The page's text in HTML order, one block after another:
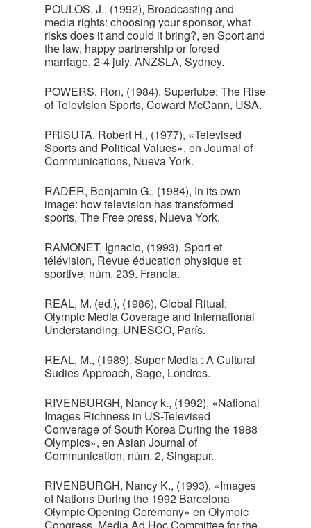
POULOS, J., (1992), Broadcasting and
media rights: choosing your sponsor, what
risks does it and could it bring?, en Sport and
the law, happy partnership or forced
marriage, 2-4 july, ANZSLA, Sydney.
POWERS, Ron, (1984), Supertube: The Rise
of Television Sports, Coward McCann, USA.
PRISUTA, Robert H., (1977), «Televised
Sports and Political Values», en Journal of
Communications, Nueva York.
RADER, Benjamin G., (1984), In its own
image: how television has transformed
sports, The Free press, Nueva York.
RAMONET, Ignacio, (1993), Sport et
télévision, Revue éducation physique et
sportive, núm. 239. Francia.
REAL, M. (ed.), (1986), Global Ritual:
Olympic Media Coverage and International
Understanding, UNESCO, París.
REAL, M., (1989), Super Media : A Cultural
Sudies Approach, Sage, Londres.
RIVENBURGH, Nancy k., (1992), «National
Images Richness in US-Televised
Converage of South Korea During the 1988
Olympics», en Asian Journal of
Communication, núm. 2, Singapur.
RIVENBURGH, Nancy K., (1993), «Images
of Nations During the 1992 Barcelona
Olympic Opening Ceremony» en Olympic